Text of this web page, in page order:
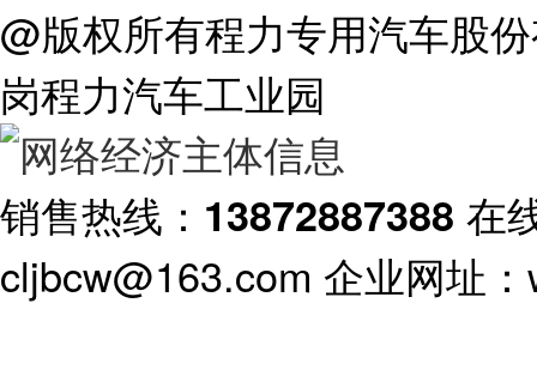
@版权所有程力专用汽车股
岗程力汽车工业园
销售热线： 13872887388 在
cljbcw@163.com 企业网址